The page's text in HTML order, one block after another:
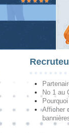
No 1 au
Afficher